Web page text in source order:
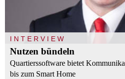
INTERVIEW
Nutzen bündeln
Quartierssoftware bietet
bis zum Smart Home